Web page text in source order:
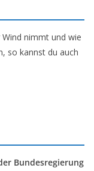
nimmt und wie
so kannst du auch
Bundesregierung